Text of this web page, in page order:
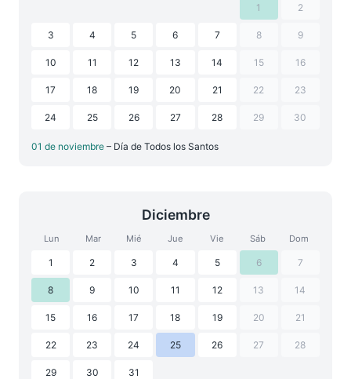
1 2
3 4 5 6 7 8 9
10 11 12 13 14 15 16
17 18 19 20 21 22 23
24 25 26 27 28 29 30
01 de noviembre – Día de Todos los Santos
Diciembre
Lun Mar Mié Jue Vie Sáb Dom
1 2 3 4 5 6 7
8 9 10 11 12 13 14
15 16 17 18 19 20 21
22 23 24 25 26 27 28
29 30 31